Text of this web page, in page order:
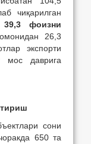
чиқарилган
39,3 фоизни
26,3
экспорти
мос даврига
сони
650 та